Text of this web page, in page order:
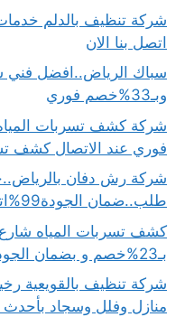
اتصل بنا الان
وبـ33%خصم فوري
فوري عند الاتصال كشف
طلب..ضمان الجودة99%اتصل بنا
كشف تسربات المياه
بـ23%خصم و بضمان الجودة100% اتصل الان
منازل وفلل وسجاد بأحدث